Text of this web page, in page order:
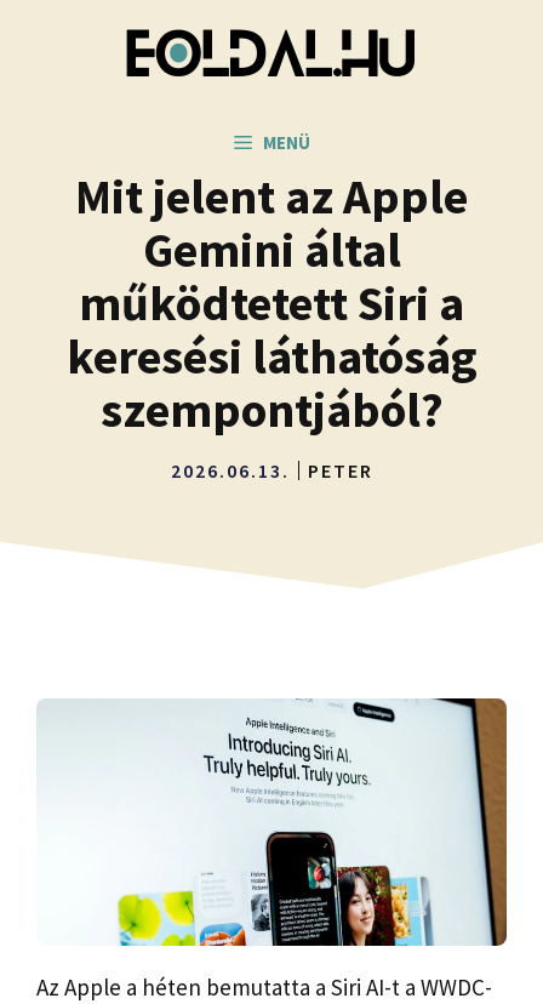
MENÜ
Mit jelent az Apple
Gemini által
működtetett Siri a
keresési láthatóság
szempontjából?
2026.06.13. PETER
Az Apple a héten bemutatta a Siri AI-t a WWDC-